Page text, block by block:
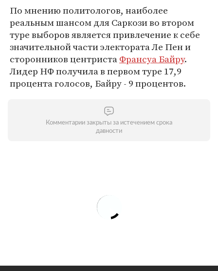
По мнению политологов, наиболее
реальным шансом для Саркози во втором
туре выборов является привлечение к себе
значительной части электората Ле Пен и
сторонников центристаФрансуа Байру.
Лидер НФ получила в первом туре 17,9
процента голосов, Байру - 9 процентов.
Комментарии закрыты за истечением срока
давности